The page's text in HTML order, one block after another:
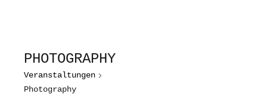
PHOTOGRAPHY
Veranstaltungen
Photography